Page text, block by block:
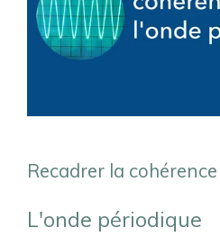
Recadrer la
L'onde périodique